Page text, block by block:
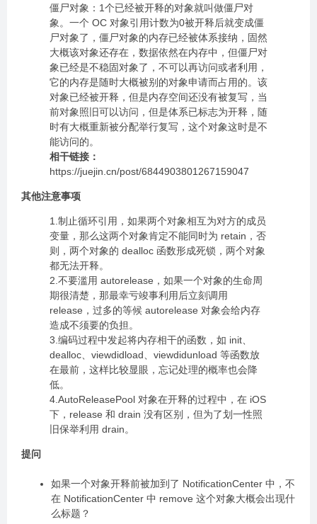
僵尸对象：1个已经被开释的对象就叫做僵尸对
象。一个 OC 对象引用计数为0被开释后就变成僵
尸对象了，僵尸对象的内存已经被体系接纳，固然
大概该对象还存在，数据依然在内存中，但僵尸对
象已经是不稳固对象了，不可以再访问或者利用，
它的内存是随时大概被别的对象申请而占用的。该
对象已经被开释，但是内存空间还没有被复写，当
前对象照旧可以访问，但是体系已标志为开释，随
时有大概重新被分配举行复写，这个对象这时是不
能访问的。
相干链接：
https://juejin.cn/post/6844903801267159047
其他注意事项
1.制止循环引用，如果两个对象相互为对方的成员
变量，那么这两个对象肯定不能同时为 retain，否
则，两个对象的 dealloc 函数形成死锁，两个对象
都无法开释。
2.不要滥用 autorelease，如果一个对象的生命周
期很清楚，那最幸亏竣事利用后立刻调用
release，过多的等候 autorelease 对象会给内存
造成不须要的负担。
3.编码过程中发起将内存相干的函数，如 init、
dealloc、viewdidload、viewdidunload 等函数放
在最前，这样比较显眼，忘记处理的概率也会降
低。
4.AutoReleasePool 对象在开释的过程中，在 iOS
下，release 和 drain 没有区别，但为了划一性照
旧保举利用 drain。
提问
如果一个对象开释前被加到了 NotificationCenter 中，不
在 NotificationCenter 中 remove 这个对象大概会出现什
么标题？